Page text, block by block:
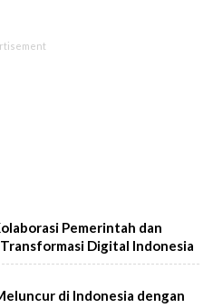
Pemerintah dan
Digital Indonesia
di Indonesia dengan